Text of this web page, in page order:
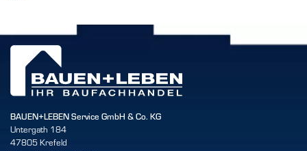
BAUEN+LEBEN Service GmbH & Co. KG
Untergath 184
47805 Krefeld